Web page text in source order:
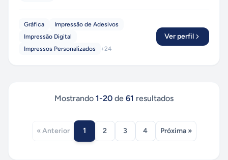
Gráfica
Impressão de Adesivos
Impressão Digital
Impressos Personalizados
+24
Ver perfil
Mostrando 1-20 de 61 resultados
« Anterior 1 2 3 4 Próxima »